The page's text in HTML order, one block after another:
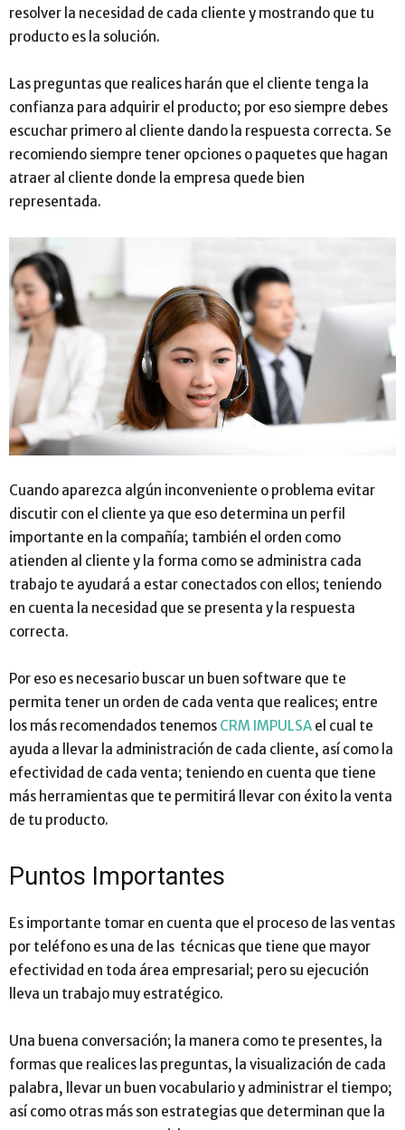
resolver la necesidad de cada cliente y mostrando que tu
producto es la solución.
Las preguntas que realices harán que el cliente tenga la
confianza para adquirir el producto; por eso siempre debes
escuchar primero al cliente dando la respuesta correcta. Se
recomiendo siempre tener opciones o paquetes que hagan
atraer al cliente donde la empresa quede bien
representada.
Cuando aparezca algún inconveniente o problema evitar
discutir con el cliente ya que eso determina un perfil
importante en la compañía; también el orden como
atienden al cliente y la forma como se administra cada
trabajo te ayudará a estar conectados con ellos; teniendo
en cuenta la necesidad que se presenta y la respuesta
correcta.
Por eso es necesario buscar un buen software que te
permita tener un orden de cada venta que realices; entre
los más recomendados tenemos CRM IMPULSA el cual te
ayuda a llevar la administración de cada cliente, así como la
efectividad de cada venta; teniendo en cuenta que tiene
más herramientas que te permitirá llevar con éxito la venta
de tu producto.
Puntos Importantes
Es importante tomar en cuenta que el proceso de las ventas
por teléfono es una de las técnicas que tiene que mayor
efectividad en toda área empresarial ; pero su ejecución
lleva un trabajo muy estratégico.
Una buena conversación; la manera como te presentes, la
formas que realices las preguntas, la visualización de cada
palabra, llevar un buen vocabulario y administrar el tiempo;
así como otras más son estrategias que determinan que la